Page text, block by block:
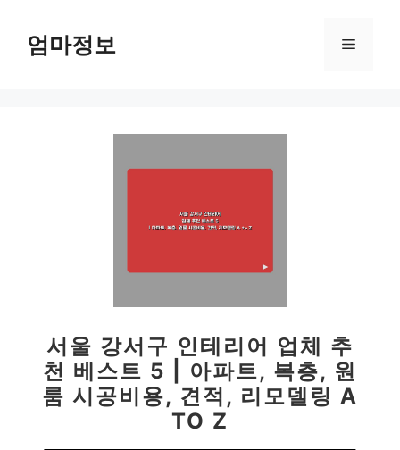
엄마정보 메
서울 강서구 인테리어 업체 추
천 베스트 5 | 아파트, 복층, 원
룸 시공비용, 견적, 리모델링 A
TO Z